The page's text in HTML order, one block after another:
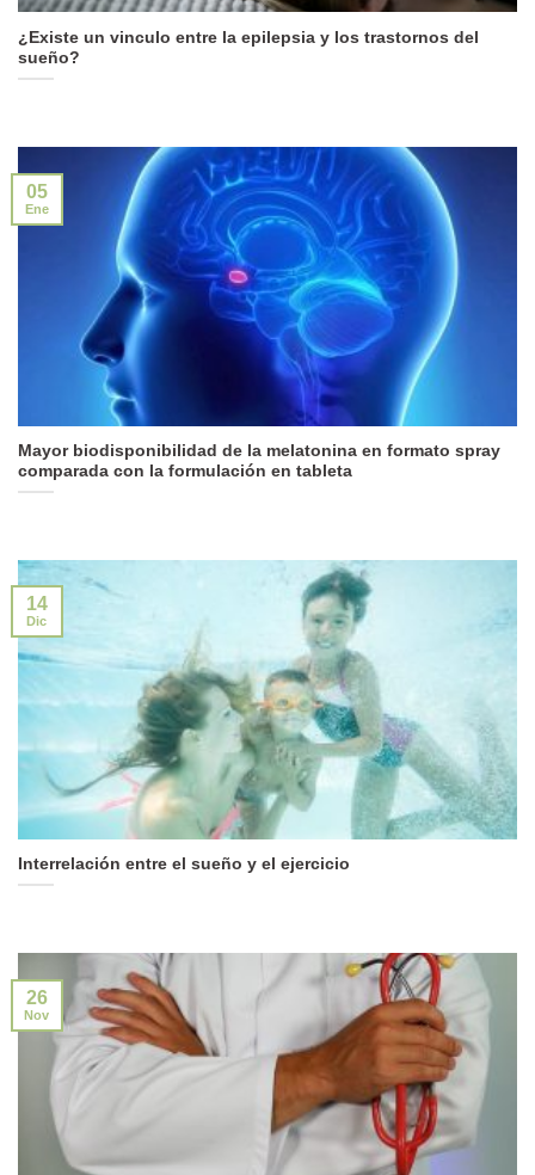
¿Existe un vinculo entre la epilepsia y los trastornos del
sueño?
Mayor biodisponibilidad de la melatonina en formato spray
comparada con la formulación en tableta
05
Ene
Interrelación entre el sueño y el ejercicio
14
Dic
26
Nov